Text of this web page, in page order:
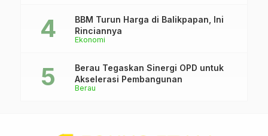
Ekonomi
BBM Turun Harga di Balikpapan, Ini
Rinciannya
Berau
Berau Tegaskan Sinergi OPD untuk
Akselerasi Pembangunan